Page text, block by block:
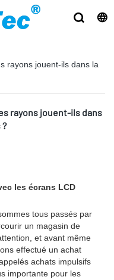
rayons jouent-ils dans la
rayons jouent-ils dans
les écrans LCD
tous passés par
un magasin de
et avant même
effectué un achat
achats impulsifs
importante pour les